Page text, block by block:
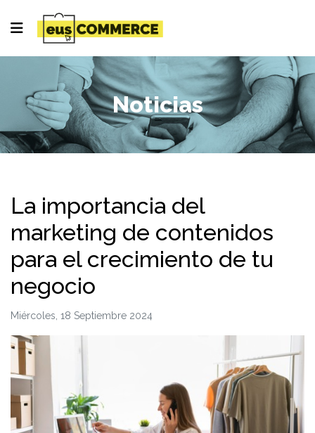
Noticias
La importancia del
marketing de contenidos
para el crecimiento de tu
negocio
Miércoles, 18 Septiembre 2024